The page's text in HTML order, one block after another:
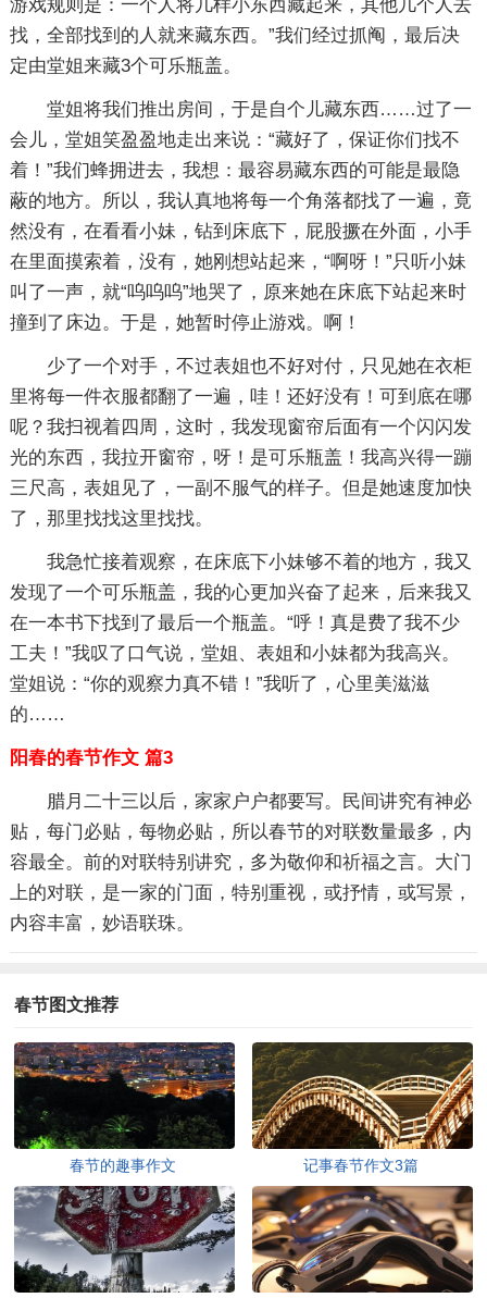
游戏规则是：一个人将几样小东西藏起来，其他几个人去
找，全部找到的人就来藏东西。”我们经过抓阄，最后决
定由堂姐来藏3个可乐瓶盖。
堂姐将我们推出房间，于是自个儿藏东西……过了一
会儿，堂姐笑盈盈地走出来说：“藏好了，保证你们找不
着！”我们蜂拥进去，我想：最容易藏东西的可能是最隐
蔽的地方。所以，我认真地将每一个角落都找了一遍，竟
然没有，在看看小妹，钻到床底下，屁股撅在外面，小手
在里面摸索着，没有，她刚想站起来，“啊呀！”只听小妹
叫了一声，就“呜呜呜”地哭了，原来她在床底下站起来时
撞到了床边。于是，她暂时停止游戏。啊！
少了一个对手，不过表姐也不好对付，只见她在衣柜
里将每一件衣服都翻了一遍，哇！还好没有！可到底在哪
呢？我扫视着四周，这时，我发现窗帘后面有一个闪闪发
光的东西，我拉开窗帘，呀！是可乐瓶盖！我高兴得一蹦
三尺高，表姐见了，一副不服气的样子。但是她速度加快
了，那里找找这里找找。
我急忙接着观察，在床底下小妹够不着的地方，我又
发现了一个可乐瓶盖，我的心更加兴奋了起来，后来我又
在一本书下找到了最后一个瓶盖。“呼！真是费了我不少
工夫！”我叹了口气说，堂姐、表姐和小妹都为我高兴。
堂姐说：“你的观察力真不错！”我听了，心里美滋滋
的……
阳春的春节作文 篇3
腊月二十三以后，家家户户都要写。民间讲究有神必
贴，每门必贴，每物必贴，所以春节的对联数量最多，内
容最全。前的对联特别讲究，多为敬仰和祈福之言。大门
上的对联，是一家的门面，特别重视，或抒情，或写景，
内容丰富，妙语联珠。
春节图文推荐
春节的趣事作文 记事春节作文3篇